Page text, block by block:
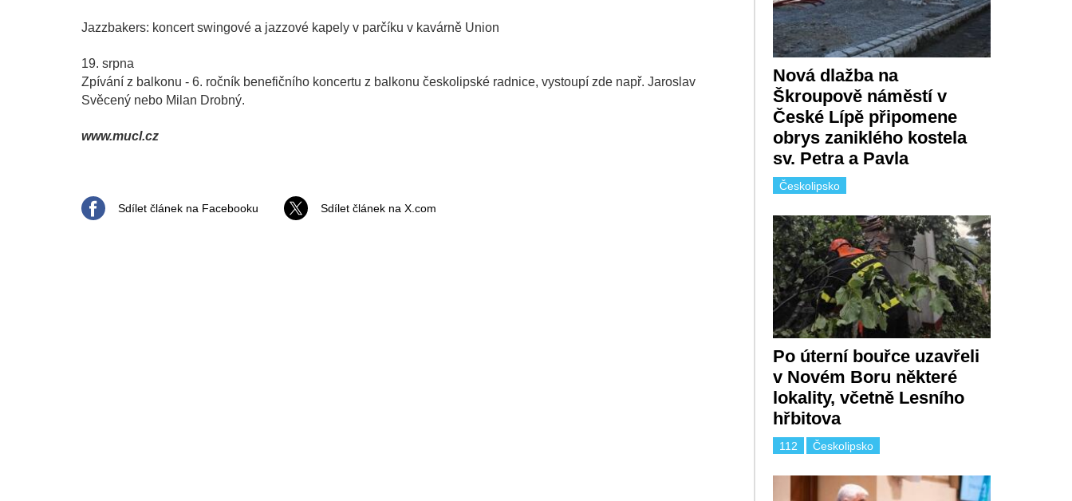
Jazzbakers: koncert swingové a jazzové kapely v parčíku v kavárně Union
19. srpna
Zpívání z balkonu - 6. ročník benefičního koncertu z balkonu českolipské radnice, vystoupí zde např. Jaroslav
Svěcený nebo Milan Drobný.
www.mucl.cz
Sdílet článek na Facebooku Sdílet článek na X.com
Nová dlažba na
Škroupově náměstí v
České Lípě připomene
obrys zaniklého kostela
sv. Petra a Pavla
Českolipsko
Po úterní bouřce uzavřeli
v Novém Boru některé
lokality, včetně Lesního
hřbitova
112 Českolipsko